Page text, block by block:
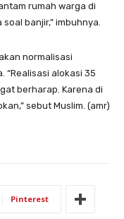
rumah warga di
banjir,” imbuhnya.
normalisasi
alokasi 35
berharap. Karena di
sebut Muslim. (amr)
Pinterest